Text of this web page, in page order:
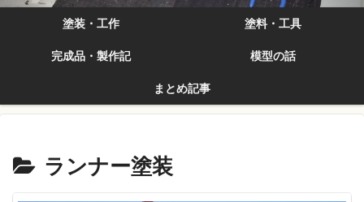
塗装・工作 塗料・工具
完成品・製作記 模型の話
まとめ記事
ランナー塗装